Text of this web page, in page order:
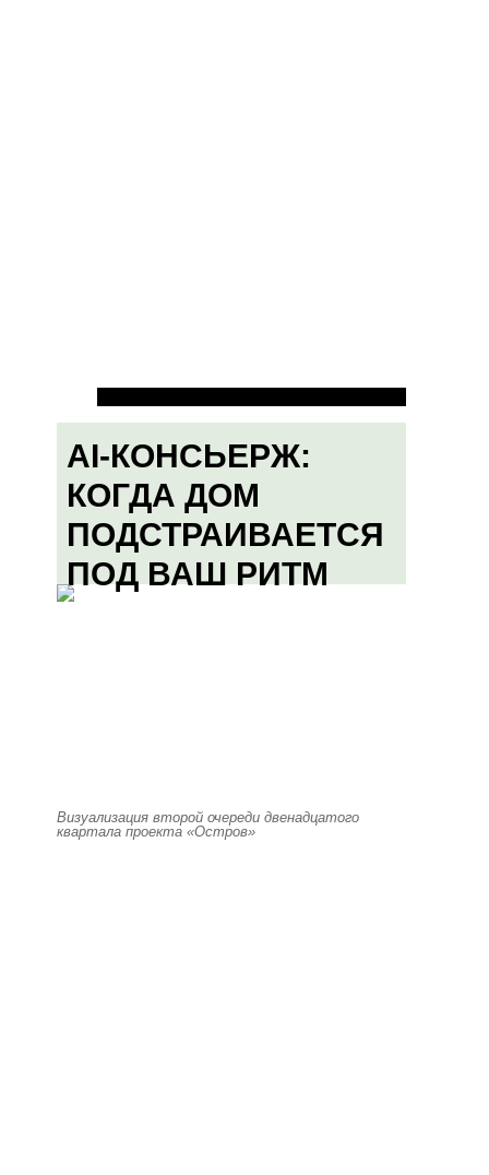
AI-КОНСЬЕРЖ:
КОГДА ДОМ
ПОДСТРАИВАЕТСЯ
ПОД ВАШ РИТМ
Визуализация второй очереди двенадцатого
квартала проекта «Остров»